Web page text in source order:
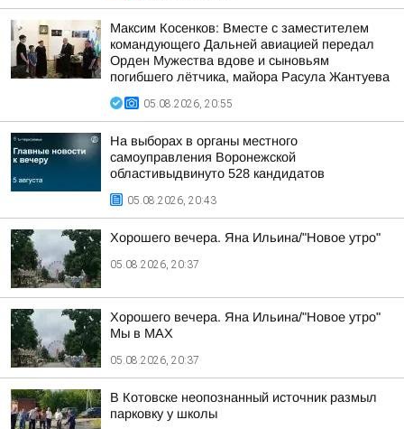
Максим Косенков: Вместе с заместителем
командующего Дальней авиацией передал
Орден Мужества вдове и сыновьям
погибшего лётчика, майора Расула Жантуева
05.08.2026, 20:55
На выборах в органы местного
самоуправления Воронежской
областивыдвинуто 528 кандидатов
05.08.2026, 20:43
Хорошего вечера. Яна Ильина/"Новое утро"
05.08.2026, 20:37
Хорошего вечера. Яна Ильина/"Новое утро"
Мы в MAX
05.08.2026, 20:37
В Котовске неопознанный источник размыл
парковку у школы